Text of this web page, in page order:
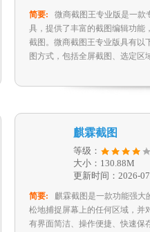
简要:
微商截图王专业版是一款
具，提供了丰富的截图编辑功能
截图。微商截图王专业版具有以
图方式，包括全屏截图、选定区
麒霖截图
等级：
大小：130.88M
更新时间：2026-
简要:
麒霖截图是一款功能强大
松地捕捉屏幕上的任何区域，并
有界面简洁、操作便捷、快速保